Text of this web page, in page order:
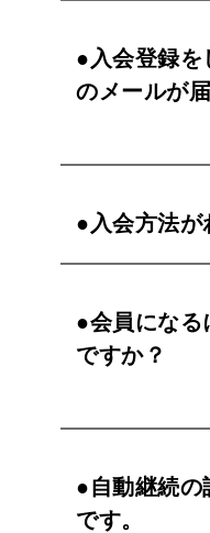
●入会登録を
のメールが
●入会方法が
●会員になる
ですか？
●自動継続の
です。